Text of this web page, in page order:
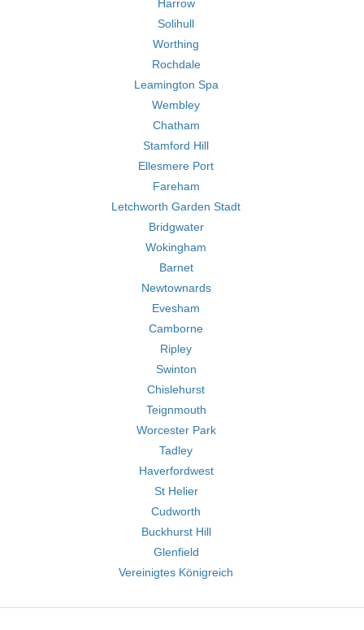
Harrow
Solihull
Worthing
Rochdale
Leamington Spa
Wembley
Chatham
Stamford Hill
Ellesmere Port
Fareham
Letchworth Garden Stadt
Bridgwater
Wokingham
Barnet
Newtownards
Evesham
Camborne
Ripley
Swinton
Chislehurst
Teignmouth
Worcester Park
Tadley
Haverfordwest
St Helier
Cudworth
Buckhurst Hill
Glenfield
Vereinigtes Königreich